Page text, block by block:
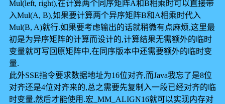
Mul(left, right),在计算两个同序矩阵A和B相乘时可以直接带
入Mul(A, B),如果要计算两个异序矩阵B和A相乘时代入
Mul(B, A)就行.如果要考虑输出的话就稍微有点麻烦,这里最
初是为异序矩阵的计算而设计的,计算结果无需额外的临时
变量就可写回原矩阵中,在同序版本中还需要额外的临时变
量.
此外SSE指令要求数据地址为16位对齐,而Java我忘了是8位
对齐还是4位对齐来的,总之需要先复制入一段已经对齐的临
时变量,然后才能使用.宏_MM_ALIGN16就可以实现内存对